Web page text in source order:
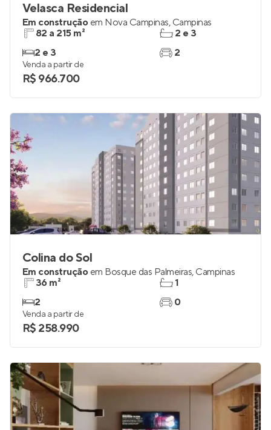
Velasca Residencial
Em construção em Nova Campinas, Campinas
82 a 215 m²
2 e 3
2 e 3
2
Venda a partir de
R$ 966.700
Colina do Sol
Em construção em Bosque das Palmeiras, Campinas
36 m²
2
1
0
Venda a partir de
R$ 258.990